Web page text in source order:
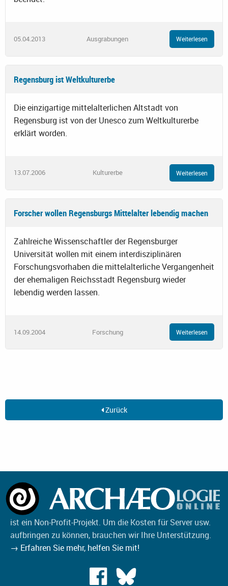
05.04.2013 Ausgrabungen Weiterlesen
Regensburg ist Weltkulturerbe
Die einzigartige mittelalterlichen Altstadt von
Regensburg ist von der Unesco zum Weltkulturerbe
erklärt worden.
13.07.2006 Kulturerbe Weiterlesen
Forscher wollen Regensburgs Mittelalter lebendig machen
Zahlreiche Wissenschaftler der Regensburger
Universität wollen mit einem interdisziplinären
Forschungsvorhaben die mittelalterliche Vergangenheit
der ehemaligen Reichsstadt Regensburg wieder
lebendig werden lassen.
14.09.2004 Forschung Weiterlesen
Zurück
ist ein Non-Profit-Projekt. Um die Kosten für Server usw.
aufbringen zu können, brauchen wir Ihre Unterstützung.
→ Erfahren Sie mehr, helfen Sie mit!